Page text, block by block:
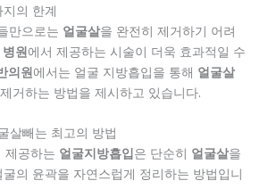
의 한계
만으로는 얼굴살을 완전히 제거하기 어려
병원에서 제공하는 시술이 더욱 효과적일 수
의원에서는 얼굴 지방흡입을 통해 얼굴살
거하는 방법을 제시하고 있습니다.
살빼는 최고의 방법
제공하는 얼굴지방흡입은 단순히 얼굴살을
의 윤곽을 자연스럽게 정리하는 방법입니